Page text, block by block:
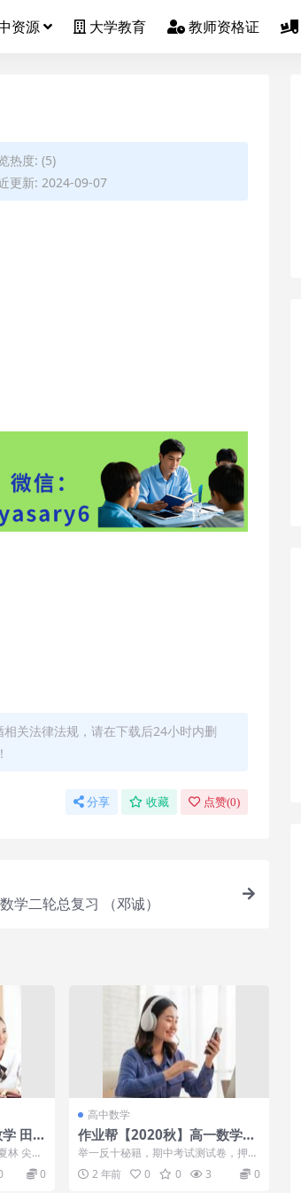
资源 大学教育 教师资格证
热度: (5)
更新: 2024-09-07
关法律法规，请在下载后24小时内删
分享 收藏 点赞(0)
学二轮总复习 （邓诚）
田夏
林 尖端
0
高中数学
作业帮【2020秋】高一数学尖
端班（刘天麒）
举一反十秘籍，期中考试测试卷，押题
卷，讲义，课前预习 只需98盘
币！！！！
2 年前 0 0 3 0